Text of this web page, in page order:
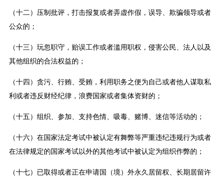
（十二）压制批评，打击报复或者弄虚作假，误导、欺骗领导或者
公众的；
（十三）玩忽职守，贻误工作或者滥用职权，侵害公民、法人以及
其他组织的合法权益的；
（十四）贪污、行贿、受贿，利用职务之便为自己或者他人谋取私
利或者违反财经纪律，浪费国家或者集体资财的；
（十五）组织、参加、支持色情、吸毒、赌博、迷信等活动的；
（十六）在国家法定考试中被认定有舞弊等严重违纪违规行为或者
在法律规定的国家考试以外的其他考试中被认定为组织作弊的；
（十七）已取得或者正在申请国（境）外永久居留权、长期居留许